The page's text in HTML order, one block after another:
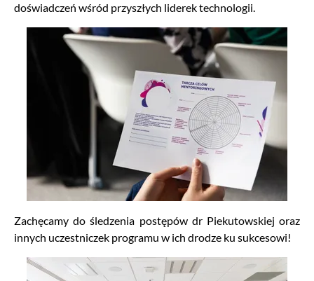
doświadczeń wśród przyszłych liderek technologii.
Zachęcamy do śledzenia postępów dr Piekutowskiej oraz
innych uczestniczek programu w ich drodze ku sukcesowi!